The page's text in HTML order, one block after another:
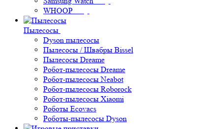
WHOOP
Пылесосы
Dyson пылесосы
Пылесосы / Швабры Bissel
Пылесосы Dreame
Робот-пылесосы Dreame
Робот-пылесосы Neabot
Робот-пылесосы Roborock
Робот-пылесосы Xiaomi
Роботы Ecovacs
Роботы-пылесосы Dyson